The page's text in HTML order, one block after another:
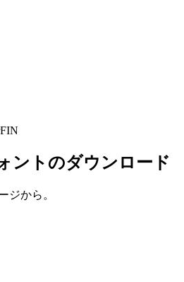
ントのダウンロード
ジから。